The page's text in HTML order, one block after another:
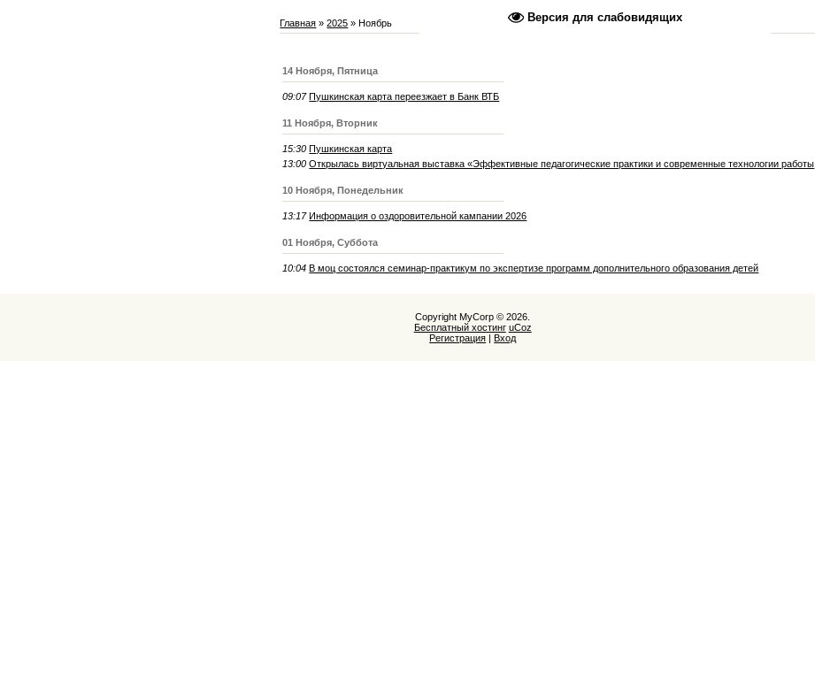
Версия для слабовидящих
Главная »2025 » Ноябрь
14 Ноября, Пятница
09:07 Пушкинская карта переезжает в Банк ВТБ
11 Ноября, Вторник
15:30 Пушкинская карта
13:00 Открылась виртуальная выставка «Эффективные педагогические практики и современные технологии работы
10 Ноября, Понедельник
13:17 Информация о оздоровительной кампании 2026
01 Ноября, Суббота
10:04 В моц состоялся семинар-практикум по экспертизе программ дополнительного образования детей
Copyright MyCorp © 2026
Бесплатный хостинг uCoz
Регистрация
Вход